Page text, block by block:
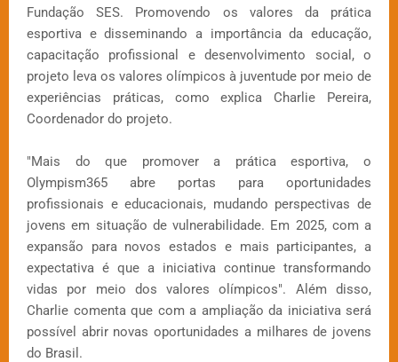
Fundação SES. Promovendo os valores da prática
esportiva e disseminando a importância da educação,
capacitação profissional e desenvolvimento social, o
projeto leva os valores olímpicos à juventude por meio de
experiências práticas, como explica Charlie Pereira,
Coordenador do projeto.
"Mais do que promover a prática esportiva, o
Olympism365 abre portas para oportunidades
profissionais e educacionais, mudando perspectivas de
jovens em situação de vulnerabilidade. Em 2025, com a
expansão para novos estados e mais participantes, a
expectativa é que a iniciativa continue transformando
vidas por meio dos valores olímpicos". Além disso,
Charlie comenta que com a ampliação da iniciativa será
possível abrir novas oportunidades a milhares de jovens
do Brasil.